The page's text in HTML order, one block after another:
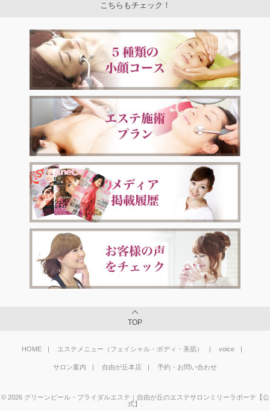
こちらもチェック！
TOP
HOME エステメニュー（フェイシャル・ボディ・美肌） voice
サロン案内 自由が丘本店 予約・お問い合わせ
© 2026 グリーンピール・ブライダルエステ｜自由が丘のエステサロンミリーラボーテ【公
式】